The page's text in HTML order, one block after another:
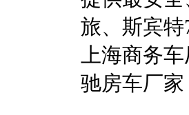
旅、斯宾
上海商务
驰房车厂